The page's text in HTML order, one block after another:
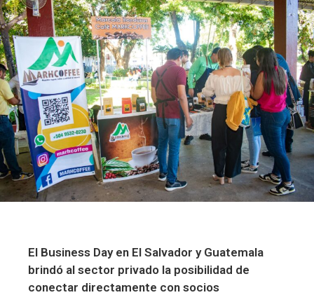
El Business Day en El Salvador y Guatemala
brindó al sector privado la posibilidad de
conectar directamente con socios